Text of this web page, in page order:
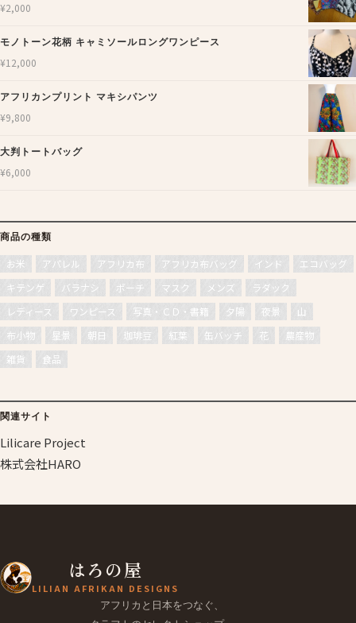
¥2,000
モノトーン花柄 キャミソールロングワンピース
¥12,000
アフリカンプリント マキシパンツ
¥9,800
大判トートバッグ
¥6,000
商品の種類
お米 アパレル アフリカ布 アフリカ布バッグ インド
エコバッグ
キテンゲ
バラナシ ポーチ マスク メンズ
ラダック
レディース
ワンピース 写真・ＣＤ・書籍 夕陽 夜景
山
布小物
星景 朝日 珈琲豆 紅葉 缶バッチ 花
農産物
雑貨
食品
関連サイト
Lilicare Project
株式会社HARO
はろの屋
LILIAN AFRIKAN DESIGNS
アフリカと日本をつなぐ、